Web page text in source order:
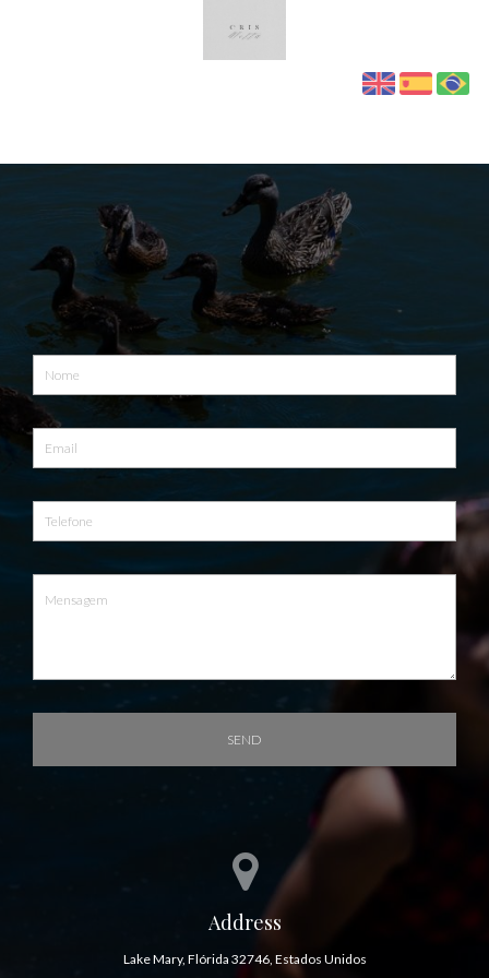
SEND
Address
Lake Mary, Flórida 32746, Estados Unidos